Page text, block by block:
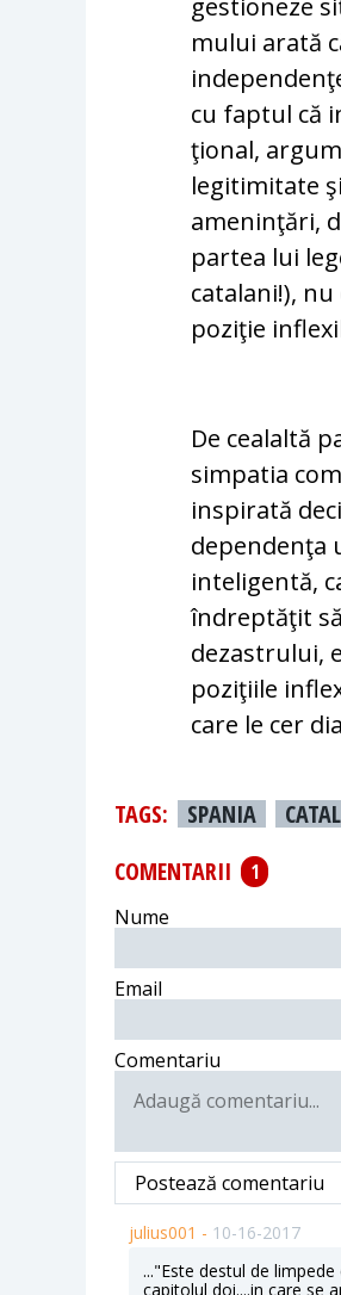
mului arată
cu faptul că
ţio­nal,
legitimitate
ameninţări,
par­tea lui
catalani!),
poziţie
De cealaltă
simpatia
inspirată
dependenţa
inteligentă,
îndreptăţit
dezastrului,
poziţiile
care le cer
TAGS: SPANIA
COMENTARII
1
Nume
Email
Comentariu
Postează comentariu
julius001 - 10-16-2017
..."Este destul de
capitolul doi....in care se